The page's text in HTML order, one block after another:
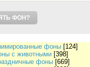
ФОН?
фоны [124]
с животными [398]
фоны [669]